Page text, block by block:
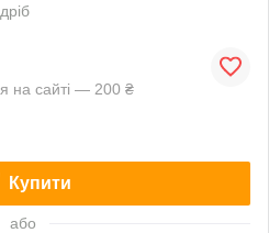
на сайті — 200 ₴
Купити
або